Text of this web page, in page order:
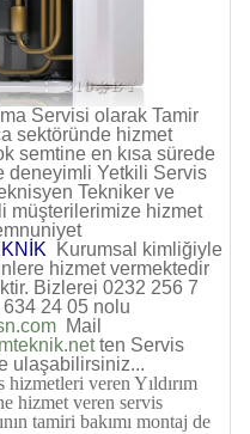
Servisi olarak Tamir
sektöründe hizmet
semtine en kısa sürede
deneyimli Yetkili Servis
Tekniker ve
müşterilerimize hizmet
Kurumsal kimliğiyle
hizmet vermektedir
Bizlerei 0232 256 7
24 05 nolu
Mail
ten Servis
ulaşabilirsiniz...
veren Yıldırım
hizmet veren servis
tamiri bakımı montaj de